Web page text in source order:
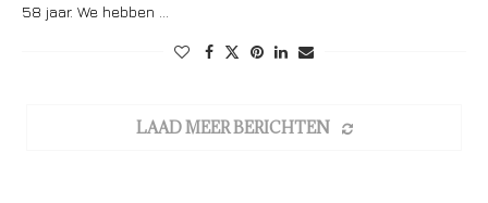
58 jaar. We hebben …
LAAD MEER BERICHTEN